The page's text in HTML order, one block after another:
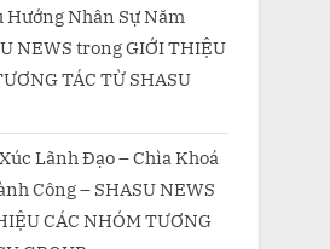
Hướng Nhân Sự Năm
NEWStrongGIỚI THIỆU
TÁC TỪ SHASU
Lãnh Đạo – Chìa Khoá
Công – SHASU NEWS
CÁC NHÓM TƯƠNG